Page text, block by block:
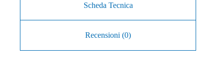
Scheda Tecnica
Recensioni (0)